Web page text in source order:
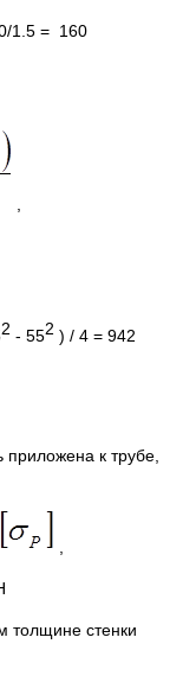
1.5 = 160
,
2 - 552 ) / 4 = 942
приложена к трубе,
,
толщине стенки